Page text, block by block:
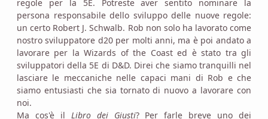
regole per la 5E. Potreste aver sentito nominare la
persona responsabile dello sviluppo delle nuove regole:
un certo Robert J. Schwalb. Rob non solo ha lavorato come
nostro sviluppatore d20 per molti anni, ma è poi andato a
lavorare per la Wizards of the Coast ed è stato tra gli
sviluppatori della 5E di D&D. Direi che siamo tranquilli nel
lasciare le meccaniche nelle capaci mani di Rob e che
siamo entusiasti che sia tornato di nuovo a lavorare con
noi.
Ma cos'è il Libro dei Giusti? Per farle breve uno dei